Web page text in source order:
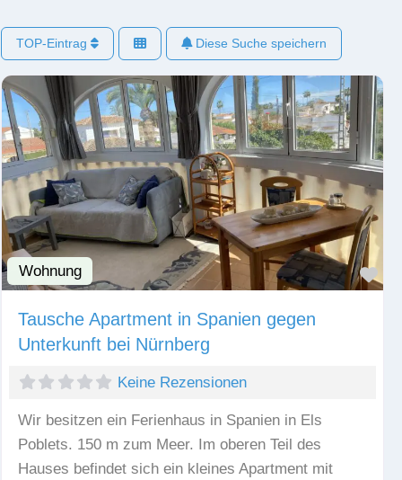
TOP-Eintrag Diese Suche speichern
Wohnung
Tausche Apartment in Spanien gegen
Unterkunft bei Nürnberg
Keine Rezensionen
Wir besitzen ein Ferienhaus in Spanien in Els
Poblets. 150 m zum Meer. Im oberen Teil des
Hauses befindet sich ein kleines Apartment mit